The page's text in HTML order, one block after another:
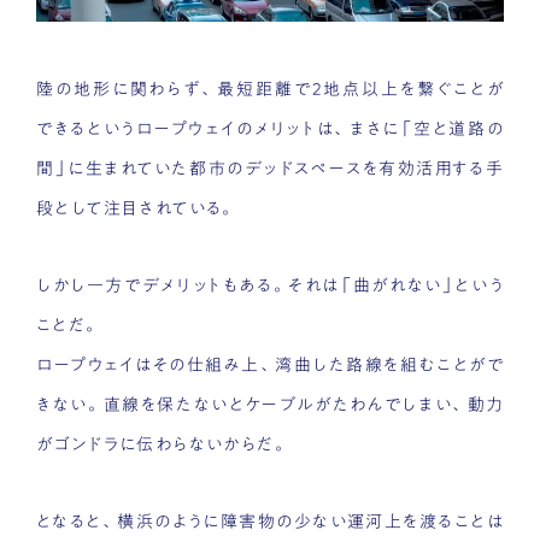
陸の地形に関わらず、最短距離で2地点以上を繋ぐことが
できるというロープウェイのメリットは、まさに「空と道路の
間」に生まれていた都市のデッドスペースを有効活用する手
段として注目されている。
しかし一方でデメリットもある。それは「曲がれない」という
ことだ。
ロープウェイはその仕組み上、湾曲した路線を組むことがで
きない。直線を保たないとケーブルがたわんでしまい、動力
がゴンドラに伝わらないからだ。
となると、横浜のように障害物の少ない運河上を渡ることは